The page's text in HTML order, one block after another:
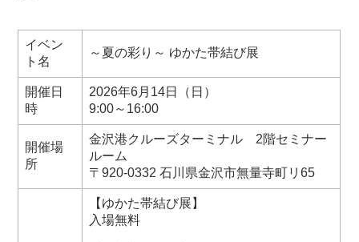
イベン
ト名
～夏の彩り～ ゆかた帯結び展
開催日
時
2026年6月14日（日）
9:00～16:00
開催場
所
金沢港クルーズターミナル 2階セミナー
ルーム
〒920-0332 石川県金沢市無量寺町リ65
【ゆかた帯結び展】
入場無料